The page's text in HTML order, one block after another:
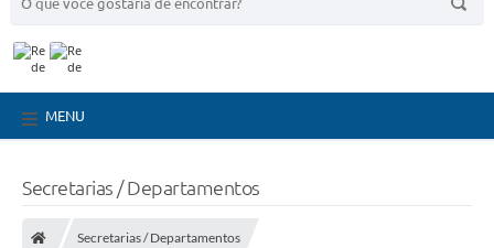
MENU
Secretarias / Departamentos
Secretarias / Departamentos